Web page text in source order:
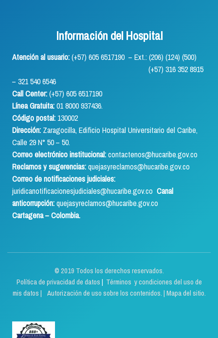
Información del Hospital
Atención al usuario:(+57) 605 6517190 – Ext.: (206) (124) (500)
(+57) 316 352 8915
– 321 540 6546
Call Center:(+57) 605 6517190
Línea Gratuita:01 8000 937436.
Código postal: 130002
Dirección: Zaragocilla, Edificio Hospital Universitario del Caribe,
Calle 29 N° 50 – 50.
Correo electrónico institucional:contactenos@hucaribe.gov.co
Reclamos y sugerencias:quejasyreclamos@hucaribe.gov.co
Correo de notificaciones judiciales:
juridicanotificacionesjudiciales@hucaribe.gov.co Canal
anticorrupción:quejasyreclamos@hucaribe.gov.co
Cartagena – Colombia.
© 2019 Todos los derechos reservados.
Política de privacidad de datos | Términos y condiciones del uso de
mis datos | Autorización de uso sobre los contenidos. | Mapa del sitio.